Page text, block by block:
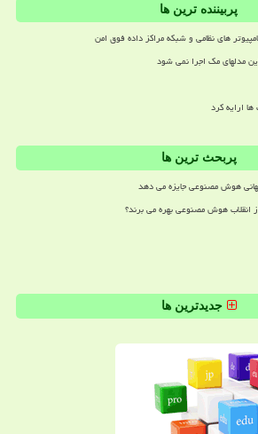
پربیننده ترین ها
های نظامی و شبکه مراکز داده فوق امن
ارایه کرد
پربحث ترین ها
هوش مصنوعی جایزه می دهد
هوش مصنوعی بهره می برند؟
جدیدترین ها